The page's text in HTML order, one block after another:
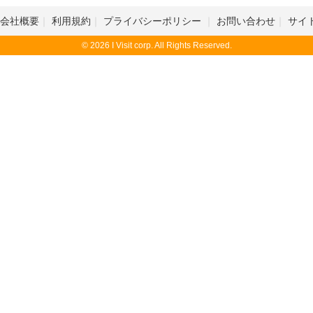
会社概要 利用規約 プライバシーポリシー お問い合わせ サイ
© 2026 I Visit corp. All Rights Reserved.